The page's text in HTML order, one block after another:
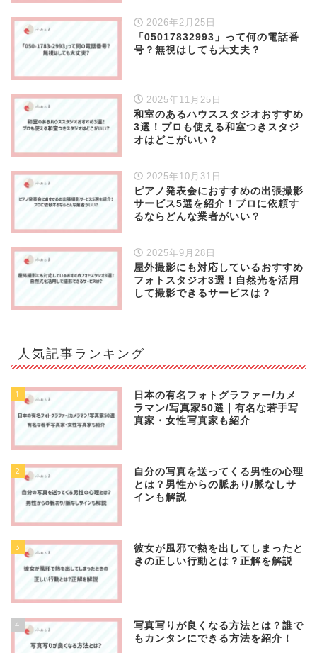
2026年2月25日
「05017832993」って何の電話番
号？無視はしても大丈夫？
2025年11月25日
和室のあるハウススタジオおすすめ
3選！プロも使える和室つきスタジ
オはどこがいい？
2025年10月31日
ピアノ発表会におすすめの出張撮影
サービス5選を紹介！プロに依頼す
るならどんな業者がいい？
2025年9月28日
屋外撮影にも対応しているおすすめ
フォトスタジオ3選！自然光を活用
して撮影できるサービスは？
人気記事ランキング
1
日本の有名フォトグラファー/カメ
ラマン/写真家50選｜有名な若手写
真家・女性写真家も紹介
2
自分の写真を送ってくる男性の心理
とは？男性からの脈あり/脈なしサ
インも解説
3
彼女が風邪で熱を出してしまったと
きの正しい行動とは？正解を解説
4
写真写りが良くなる方法とは？誰で
もカンタンにできる方法を紹介！